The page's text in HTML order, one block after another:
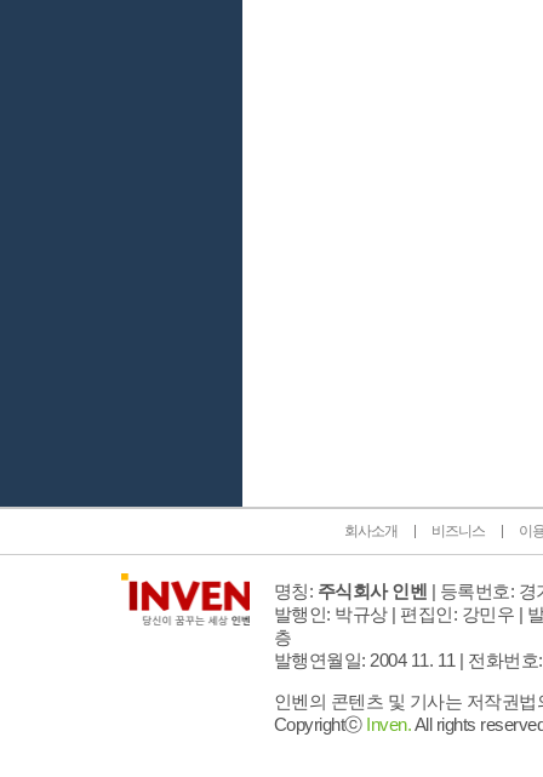
회사소개 비즈니스 이
명칭: 주식회사 인벤 | 등록번호: 경
발행인: 박규상 | 편집인: 강민우 |
층
발행연월일: 2004 11. 11 | 전화번호
인벤의 콘텐츠 및 기사는 저작권
Copyrightⓒ Inven.All rights